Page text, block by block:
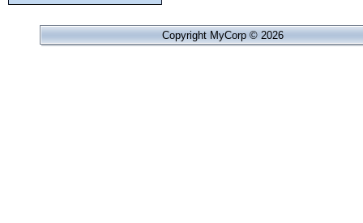
Copyright MyCorp © 2026